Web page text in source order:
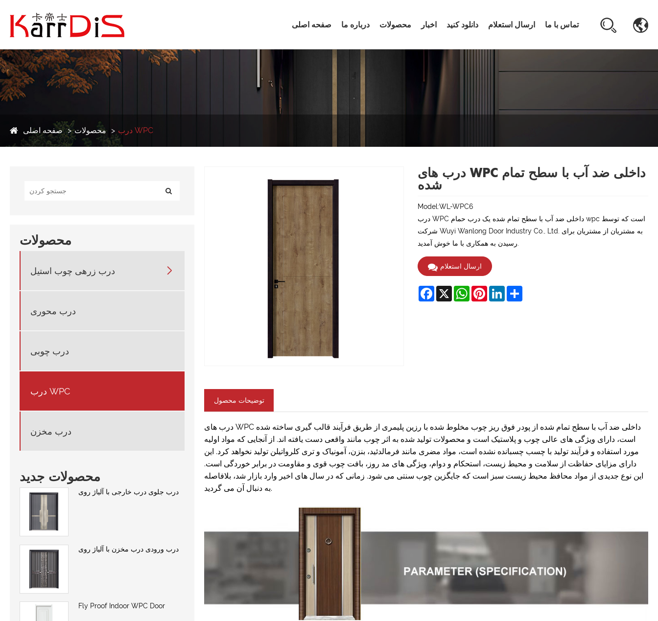
صفحه اصلی درباره ما محصولات اخبار دانلود کنید ارسال استعلام تماس با ما
صفحه اصلی محصولات درب WPC
محصولات
درب زرهی چوب استیل 
درب محوری
درب چوبی
درب WPC
درب مخزن
محصولات جدید
درب جلوی درب خارجی با آلیاژ روی
درب ورودی درب مخزن با آلیاژ روی
Fly Proof Indoor WPC Door
درب های WPC داخلی ضد آب با سطح تمام
شده
Model:WL-WPC6
درب WPC داخلی ضد آب با سطح تمام شده یک درب حمام wpc است که توسط
شرکت Wuyi Wanlong Door Industry Co., Ltd. به مشتریان از مشتریان برای
ارسال استعلام
Facebook
X WhatsAppPinterestLinkedInShare
توضیحات محصول
درب های WPC داخلی ضد آب با سطح تمام شده از پودر فوق ریز چوب مخلوط شده با رزین پلیمری از طریق فرآیند قالب گیری ساخته شده
است، دارای ویژگی های عالی چوب و پلاستیک است و محصولات تولید شده به اثر چوب مانند واقعی دست یافته اند. از آنجایی که مواد اولیه
مورد استفاده و فرآیند تولید با چسب چسبانده نشده است، مواد مضری مانند فرمالدئید، بنزن، آمونیاک و تری کلرواتیلن تولید نخواهد کرد. این
دارای مزایای حفاظت از سلامت و محیط زیست، استحکام و دوام، ویژگی های مد روز، بافت چوب قوی و مقاومت در برابر خوردگی است.
این نوع جدیدی از مواد محافظ محیط زیست سبز است که جایگزین چوب سنتی می شود. زمانی که در سال های اخیر وارد بازار شد، بلافاصله
به دنبال آن می گردید.